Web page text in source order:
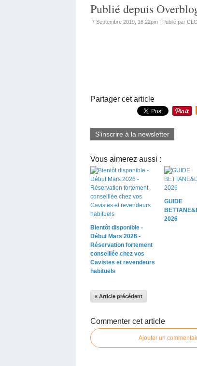
Publié depuis
7 Septembre 2019, 16:22pm | Publié par
Partager cet article
S'inscrire à la newsletter
Vous aimerez aussi :
Bientôt disponible -
Début Mars 2026 -
Réservation fortement
conseillée chez vos
Cavistes et revendeurs
habituels
GUIDE
2026
« Article précédent
Commenter cet article
Ajouter un